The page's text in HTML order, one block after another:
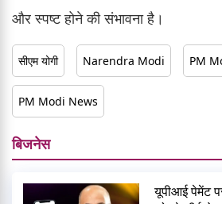
और स्पष्ट होने की संभावना है।
सीएम योगी Narendra Modi PM
PM Modi News
बिजनेस
यूपीआई पेमेंट